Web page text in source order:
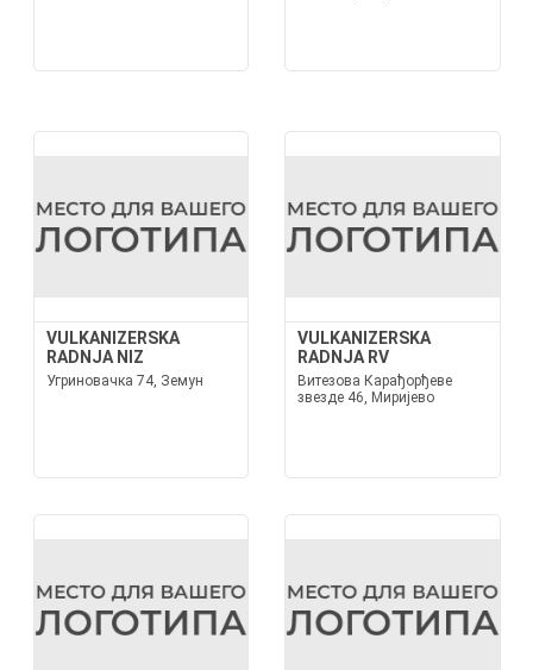
VULKANIZERSKA
RADNJA NIZ
Угриновачка 74, Земун
VULKANIZERSKA
RADNJA RV
Витезова Карађорђеве
звезде 46, Миријево